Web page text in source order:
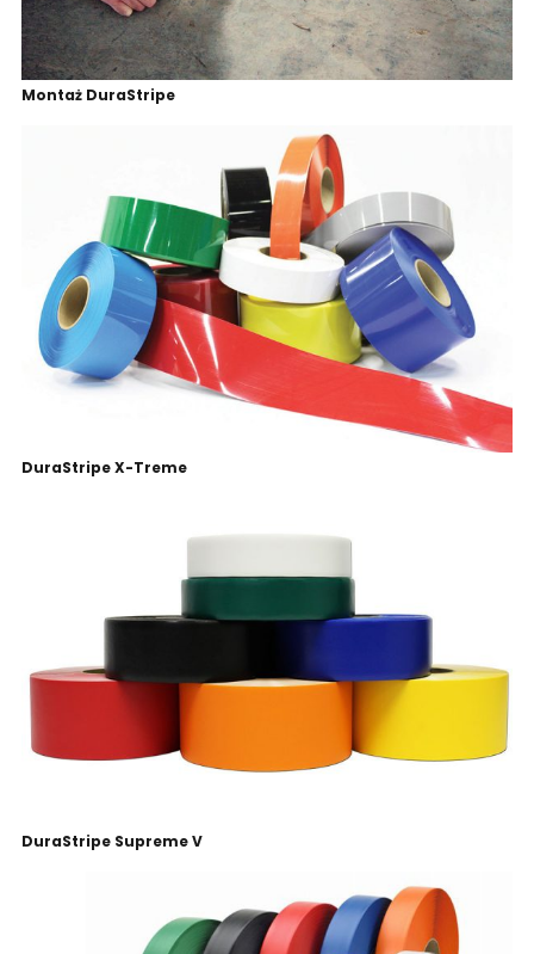
Montaż DuraStripe
DuraStripe X-Treme
DuraStripe Supreme V